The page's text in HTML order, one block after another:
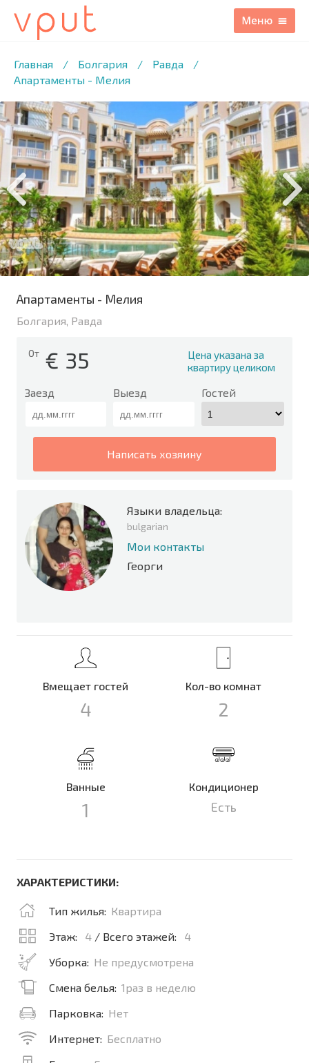
Главная / Болгария / Равда
/
Апартаменты - Мелия
/22 ФОТО
Апартаменты - Мелия
Болгария, Равда
От € 35
Цена указана за
квартиру целиком
Заезд Выезд Гостей
написать хозяину
Языки владельца:
bulgarian
Мои контакты
Георги
Вмещает гостей
4
Кол-во комнат
2
Ванные
1
Кондиционер
Есть
ХАРАКТЕРИСТИКИ:
Тип жилья: Квартира
Этаж:
4 / Всего этажей:
4
Уборка: Не предусмотрена
Смена белья: 1раз в неделю
Парковка: Нет
Интернет: Бесплатно